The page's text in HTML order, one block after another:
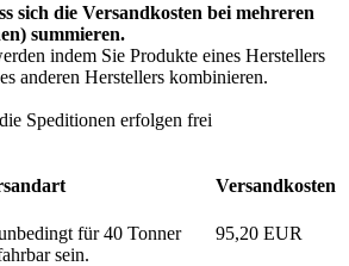
sich die Versandkosten bei mehreren
summieren.
indem Sie Produkte eines Herstellers
anderen Herstellers kombinieren.
Speditionen erfolgen frei
Versandkosten
für 40 Tonner
sein.
95,20 EUR